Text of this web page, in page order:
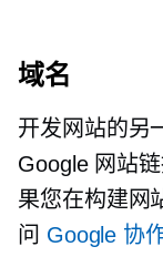
域名
开发网站的另
Google 网站
果您在构建网
问 Google 协